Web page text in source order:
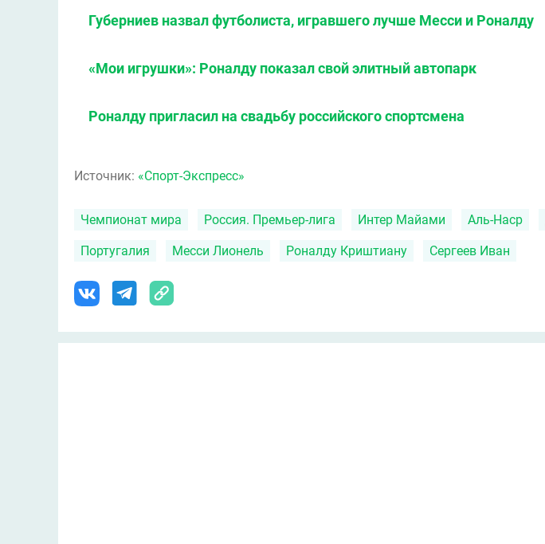
Губерниев назвал футболиста, игравшего лучше Месси и Роналду
«Мои игрушки»: Роналду показал свой элитный автопарк
Роналду пригласил на свадьбу российского спортсмена
Источник: «Спорт-Экспресс»
Чемпионат мира Россия. Премьер-лига Интер Майами Аль-Наср
Португалия Месси Лионель Роналду Криштиану Сергеев Иван